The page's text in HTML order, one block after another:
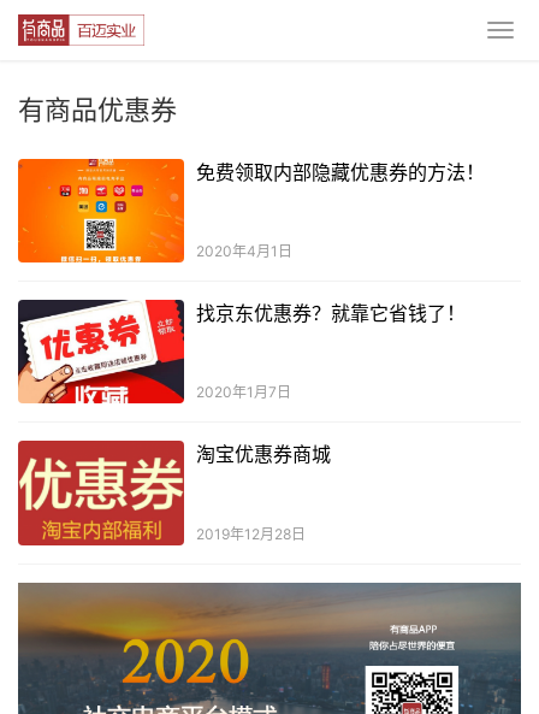
有商品优惠券
免费领取内部隐藏优惠券的方法！
2020年4月1日
找京东优惠券？就靠它省钱了！
2020年1月7日
淘宝优惠券商城
2019年12月28日